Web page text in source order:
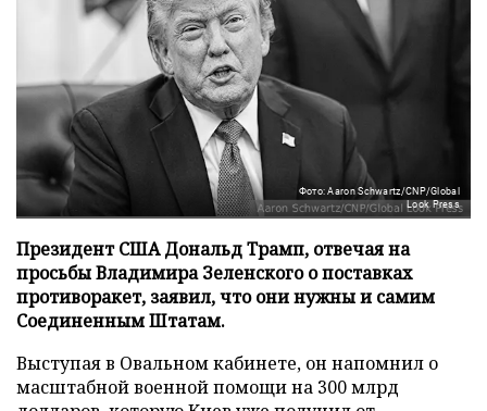
Фото: Aaron Schwartz/CNP/Global
Look Press
Президент США Дональд Трамп, отвечая на
просьбы Владимира Зеленского о поставках
противоракет, заявил, что они нужны и самим
Соединенным Штатам.
Выступая в Овальном кабинете, он напомнил о
масштабной военной помощи на 300 млрд